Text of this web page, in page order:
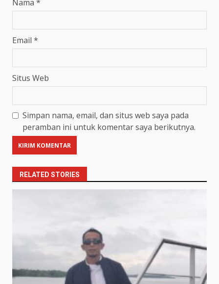
Nama *
Email *
Situs Web
Simpan nama, email, dan situs web saya pada
peramban ini untuk komentar saya berikutnya.
RELATED STORIES